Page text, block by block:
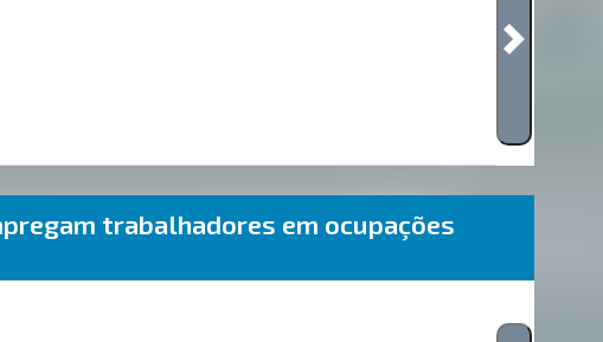
trabalhadores em ocupações